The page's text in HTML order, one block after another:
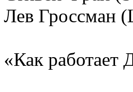
Лев Гроссман
«Как